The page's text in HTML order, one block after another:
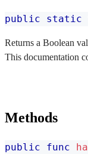
public static
Returns a Boolean
This documentation
Methods
public func